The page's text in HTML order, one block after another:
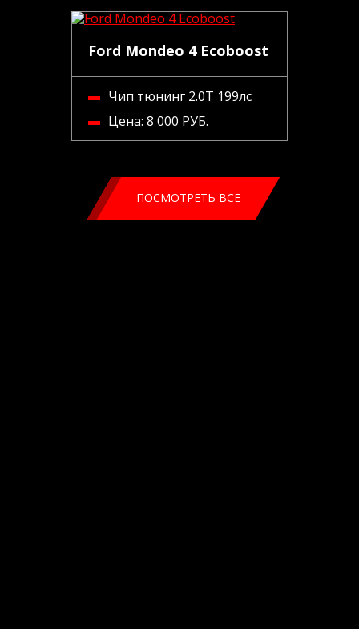
Ford Mondeo 4 Ecoboost
Чип тюнинг 2.0Т 199лс
Цена: 8 000 РУБ.
ПОСМОТРЕТЬ ВСЕ